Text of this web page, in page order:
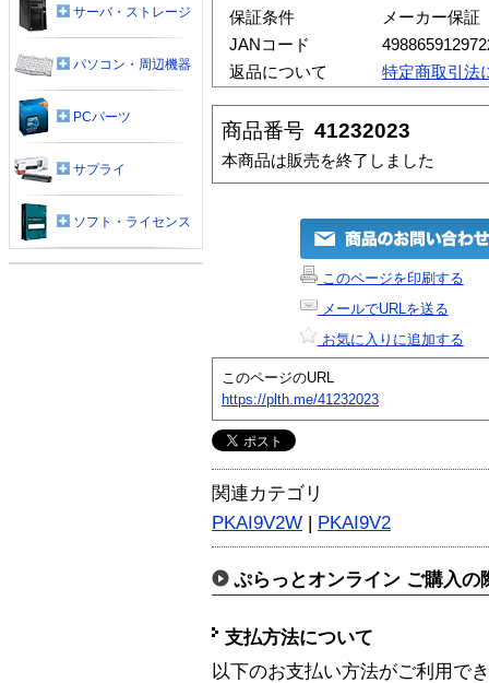
保証条件
メーカー保証
JANコード
返品について
特定商取引法
商品番号 41232023
本商品は販売を終了しました
このページを印刷する
メールでURLを送る
お気に入りに追加する
このページのURL
https://plth.me/41232023
関連カテゴリ
PKAI9V2W | PKAI9V2
ぷらっとオンライン ご購入の
支払方法について
以下のお支払い方法がご利用で
サーバ・ストレージ
パソコン・周辺機器
PCパーツ
サプライ
ソフト・ライセンス